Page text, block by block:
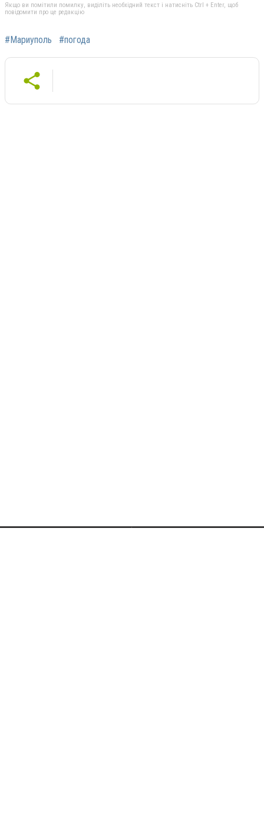
Якщо ви помітили помилку, виділіть необхідний текст і натисніть Ctrl + Enter, щоб
повідомити про це редакцію
#Мариуполь #погода